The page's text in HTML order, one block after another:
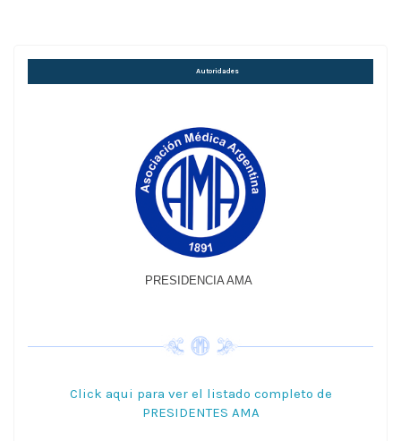
Autoridades
PRESIDENCIA AMA
Click aqui para ver el listado completo de
PRESIDENTES AMA